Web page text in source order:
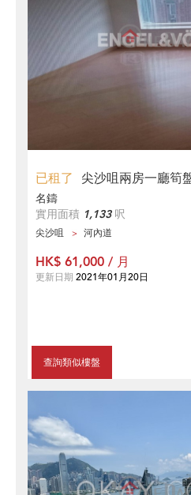
已租了 尖沙咀兩房一廳筍
名鑄
實用面積 1,133呎
尖沙咀 河內道
查詢類似樓盤
HK$ 61,000 / 月
更新日期 2021年01月20日